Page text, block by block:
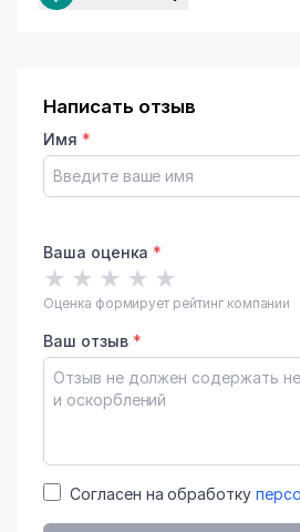
Написать отзыв
Имя *
Ваша оценка *
★ ★ ★ ★ ★
Оценка формирует рейтинг компании
Ваш отзыв *
Согласен на обработку